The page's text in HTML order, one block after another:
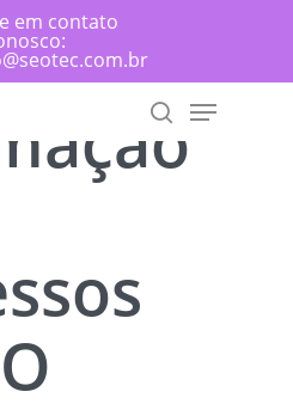
em contato
search
Menu